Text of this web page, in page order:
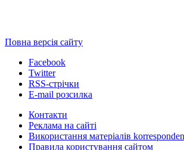
Повна версія сайту
Facebook
Twitter
RSS-стрічки
E-mail розсилка
Контакти
Реклама на сайті
Використання матеріалів
Правила користування сайтом